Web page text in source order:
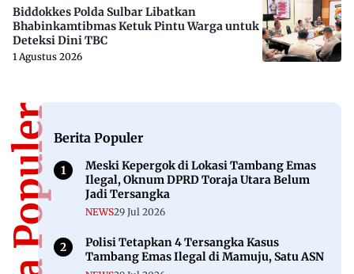
Biddokkes Polda Sulbar Libatkan
Bhabinkamtibmas Ketuk Pintu Warga untuk
Deteksi Dini TBC
1 Agustus 2026
Berita Populer
Meski Kepergok di Lokasi Tambang Emas
Ilegal, Oknum DPRD Toraja Utara Belum
Jadi Tersangka
NEWS29 Jul 2026
Polisi Tetapkan 4 Tersangka Kasus
Tambang Emas Ilegal di Mamuju, Satu ASN